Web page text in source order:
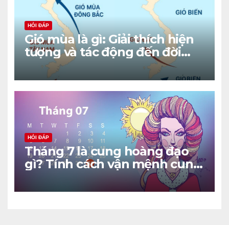
HỎI ĐÁP
Gió mùa là gì: Giải thích hiện
tượng và tác động đến đời
sống
HỎI ĐÁP
Tháng 7 là cung hoàng đạo
gì? Tính cách vận mệnh cung